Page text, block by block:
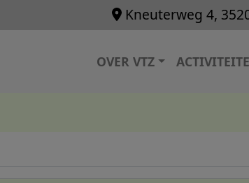
Kneuterweg 4,
OVER VTZ